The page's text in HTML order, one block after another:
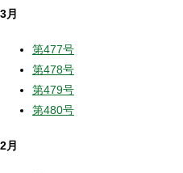
3月
第477号
第478号
第479号
第480号
2月